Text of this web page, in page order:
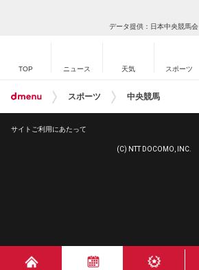
データ提供：日本中央競馬会
TOP ニュース 天気 スポーツ
スポーツ 中央競馬
サイトご利用にあたって
(C) NTT DOCOMO, INC.